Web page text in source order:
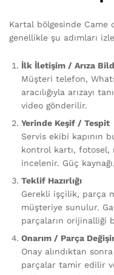
Kartal bölgesinde Came
genellikle şu adımları
İlk İletişim / Arıza
Müşteri telefon,
aracılığıyla arızayı
video gönderilir.
Yerinde Keşif / Tespit
Servis ekibi kapının
kontrol kartı,
incelenir. Güç
Teklif Hazırlığı
Gerekli işçilik, parça
müşteriye sunulur.
parçaların orijinalliği
Onarım / Parça
Onay alındıktan
parçalar tamir edilir